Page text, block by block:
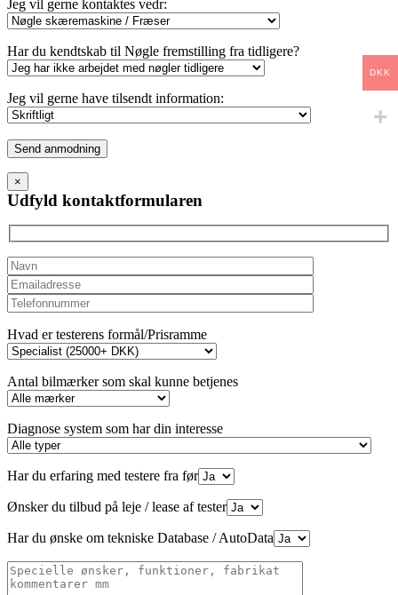
Jeg vil gerne kontaktes vedr:
Har du kendtskab til Nøgle fremstilling fra tidligere?
Jeg vil gerne have tilsendt information:
Please
leave
this
field
empty.
×
Udfyld kontaktformularen
Hvad er testerens formål/Prisramme
Antal bilmærker som skal kunne betjenes
Diagnose system som har din interesse
Har du erfaring med testere fra før
Ønsker du tilbud på leje / lease af tester
Har du ønske om tekniske Database / AutoData
DKK